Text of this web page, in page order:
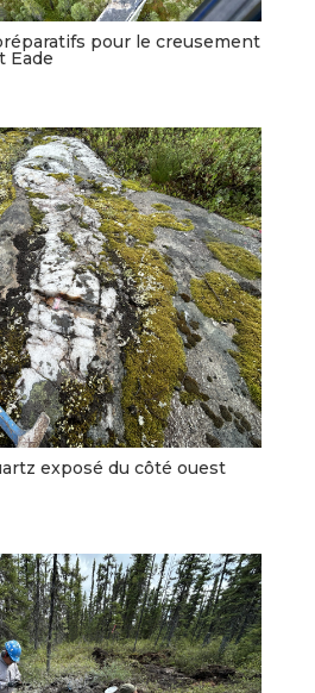
pour le creusement
Eade
exposé du côté ouest